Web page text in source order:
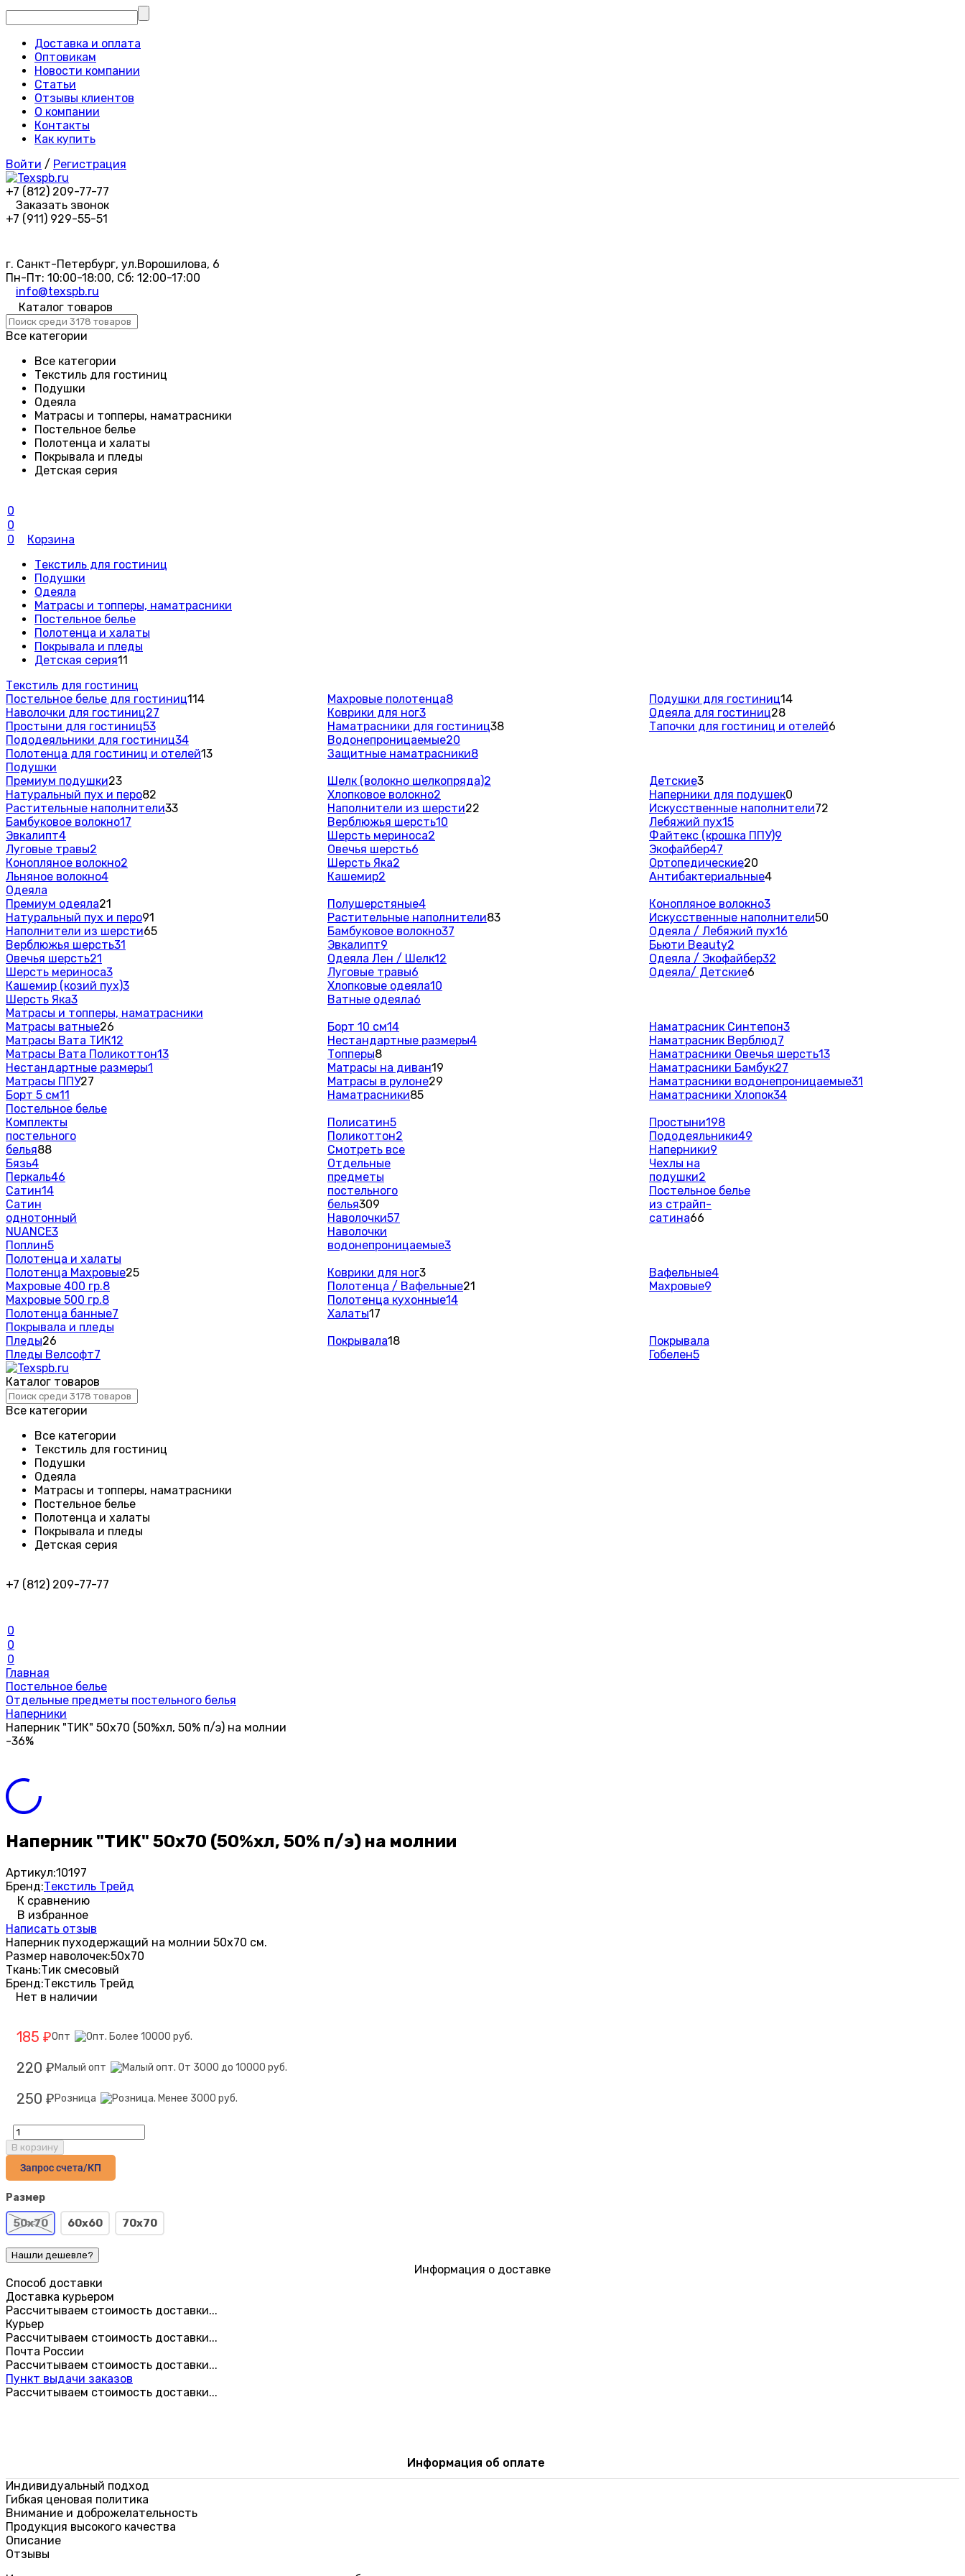
Доставка и оплата
Оптовикам
Новости компании
Статьи
Отзывы клиентов
О компании
Контакты
Как купить
Войти / Регистрация
+7 (812) 209-77-77
Заказать звонок
+7 (911) 929-55-51
г. Санкт-Петербург, ул.Ворошилова, 6
Пн-Пт: 10:00-18:00, Сб: 12:00-17:00
info@texspb.ru
Каталог товаров
Все категории
Все категории
Текстиль для гостиниц
Подушки
Одеяла
Матрасы и топперы, наматрасники
Постельное белье
Полотенца и халаты
Покрывала и пледы
Детская серия
0
0
0
Корзина
Текстиль для гостиниц
Подушки
Одеяла
Матрасы и топперы, наматрасники
Постельное белье
Полотенца и халаты
Покрывала и пледы
Детская серия11
Текстиль для гостиниц
Постельное белье для гостиниц114
Наволочки для гостиниц27
Простыни для гостиниц53
Пододеяльники для гостиниц34
Полотенца для гостиниц и отелей13
Махровые полотенца8
Коврики для ног3
Наматрасники для гостиниц38
Водонепроницаемые20
Защитные наматрасники8
Подушки для гостиниц14
Одеяла для гостиниц28
Тапочки для гостиниц и отелей6
Подушки
Премиум подушки23
Натуральный пух и перо82
Растительные наполнители33
Бамбуковое волокно17
Эвкалипт4
Луговые травы2
Конопляное волокно2
Льняное волокно4
Шелк (волокно шелкопряда)2
Хлопковое волокно2
Наполнители из шерсти22
Верблюжья шерсть10
Шерсть мериноса2
Овечья шерсть6
Шерсть Яка2
Кашемир2
Детские3
Наперники для подушек0
Искусственные наполнители72
Лебяжий пух15
Файтекс (крошка ППУ)9
Экофайбер47
Ортопедические20
Антибактериальные4
Одеяла
Премиум одеяла21
Натуральный пух и перо91
Наполнители из шерсти65
Верблюжья шерсть31
Овечья шерсть21
Шерсть мериноса3
Кашемир (козий пух)3
Шерсть Яка3
Полушерстяные4
Растительные наполнители83
Бамбуковое волокно37
Эвкалипт9
Одеяла Лен / Шелк12
Луговые травы6
Хлопковые одеяла10
Ватные одеяла6
Конопляное волокно3
Искусственные наполнители50
Одеяла / Лебяжий пух16
Бьюти Beauty2
Одеяла / Экофайбер32
Одеяла/ Детские6
Матрасы и топперы, наматрасники
Матрасы ватные26
Матрасы Вата ТИК12
Матрасы Вата Поликоттон13
Нестандартные размеры1
Матрасы ППУ27
Борт 5 см11
Борт 10 см14
Нестандартные размеры4
Топперы8
Матрасы на диван19
Матрасы в рулоне29
Наматрасники85
Наматрасник Синтепон3
Наматрасник Верблюд7
Наматрасники Овечья шерсть13
Наматрасники Бамбук27
Наматрасники водонепроницаемые31
Наматрасники Хлопок34
Постельное белье
Комплекты
постельного
белья88
Бязь4
Перкаль46
Сатин14
Сатин
однотонный
NUANCE3
Поплин5
Полисатин5
Поликоттон2
Смотреть все
Отдельные
предметы
постельного
белья309
Наволочки57
Наволочки
водонепроницаемые3
Простыни198
Пододеяльники49
Наперники9
Чехлы на
подушки2
Постельное белье
из страйп-
сатина66
Полотенца и халаты
Полотенца Махровые25
Махровые 400 гр.8
Махровые 500 гр.8
Полотенца банные7
Коврики для ног3
Полотенца / Вафельные21
Полотенца кухонные14
Халаты17
Вафельные4
Махровые9
Покрывала и пледы
Пледы26
Пледы Велсофт7
Покрывала18
Покрывала
Гобелен5
Каталог товаров
Все категории
Все категории
Текстиль для гостиниц
Подушки
Одеяла
Матрасы и топперы, наматрасники
Постельное белье
Полотенца и халаты
Покрывала и пледы
Детская серия
+7 (812) 209-77-77
0
0
0
Главная
Постельное белье
Отдельные предметы постельного белья
Наперники
Наперник "ТИК" 50х70 (50%хл, 50% п/э) на молнии
-36%
Наперник "ТИК" 50х70 (50%хл, 50% п/э) на молнии
Артикул:10197
Бренд:Текстиль Трейд
К сравнению
В избранное
Написать отзыв
Наперник пуходержащий на молнии 50х70 см.
Размер наволочек:50х70
Ткань:Тик смесовый
Бренд:Текстиль Трейд
Нет в наличии
185 ₽Опт
220 ₽ Малый опт
250 ₽ Розница
В корзину
Запрос счета/КП
Размер
50х70 60х60 70х70
Информация о доставке
Способ доставки
Доставка курьером
Рассчитываем стоимость доставки...
Курьер
Рассчитываем стоимость доставки...
Почта России
Рассчитываем стоимость доставки...
Пункт выдачи заказов
Рассчитываем стоимость доставки...
Информация об оплате
Индивидуальный подход
Гибкая ценовая политика
Внимание и доброжелательность
Продукция высокого качества
Описание
Отзывы